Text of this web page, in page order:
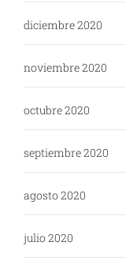
diciembre 2020
noviembre 2020
octubre 2020
septiembre 2020
agosto 2020
julio 2020